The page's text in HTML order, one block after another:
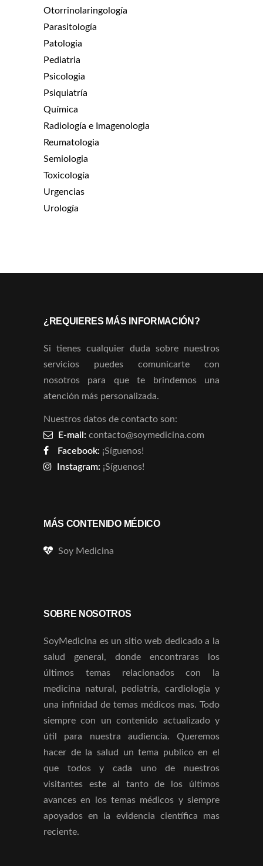
Otorrinolaringología
Parasitología
Patologia
Pediatria
Psicologia
Psiquiatría
Química
Radiología e Imagenologia
Reumatologia
Semiologia
Toxicología
Urgencias
Urología
¿REQUIERES MÁS INFORMACIÓN?
Si tienes cualquier duda sobre nuestros
servicios puedes comunicarte con
nosotros para que te brindemos una
atención más personalizada.
Nuestros datos de contacto son:
E-mail: contacto@soymedicina.com
Facebook: ¡Síguenos!
Instagram: ¡Síguenos!
MÁS CONTENIDO MÉDICO
Soy Medicina
SOBRE NOSOTROS
SoyMedicina es un sitio web dedicado a la
salud general, donde encontraras los
últimos temas relacionados con la
medicina natural, pediatría, cardiologia y
una infinidad de temas médicos mas. Todo
siempre con un contenido actualizado y
útil para nuestra audiencia. Queremos
hacer de la salud un tema publico en el
que todos y cada uno de nuestros
visitantes este al tanto de los últimos
avances en los temas médicos y siempre
apoyados en la evidencia científica mas
reciente.